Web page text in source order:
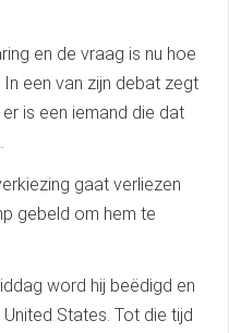
en de vraag is nu hoe
een van zijn debat zegt
is een iemand die dat
gaat verliezen
gebeld om hem te
word hij beëdigd en
States. Tot die tijd